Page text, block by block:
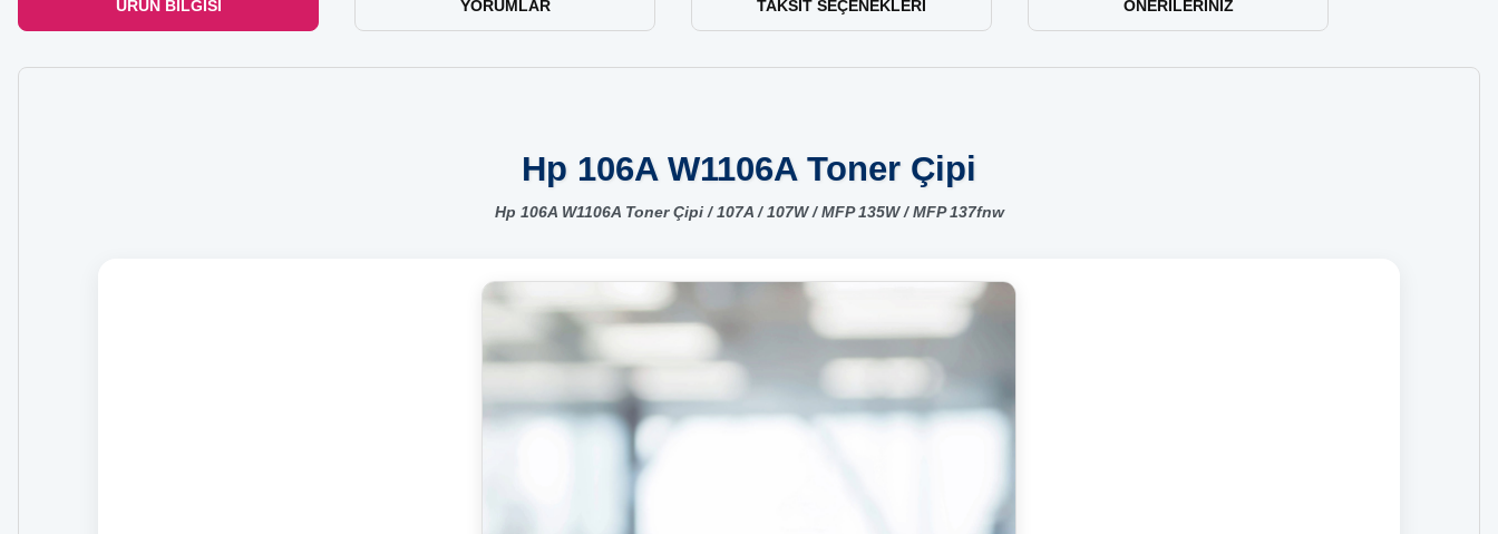
ÜRÜN BILGISI YORUMLAR TAKSIT SEÇENEKLERI ÖNERILERINIZ
Hp 106A W1106A Toner Çipi
Hp 106A W1106A Toner Çipi / 107A / 107W / MFP 135W / MFP 137fnw